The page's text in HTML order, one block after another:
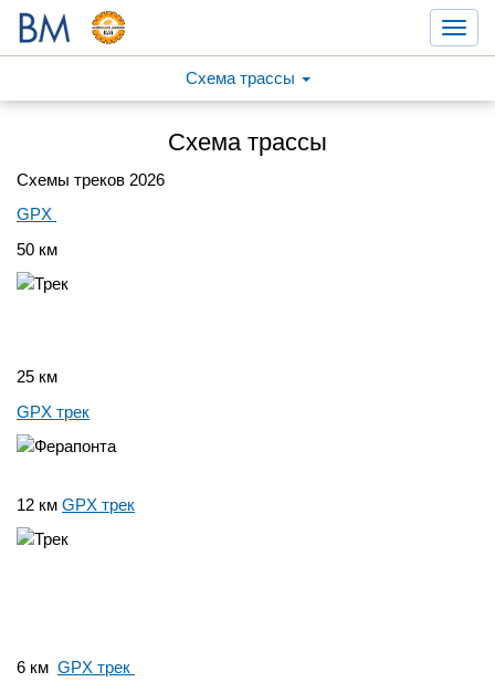
Схема трассы
Схема трассы
Схемы треков 2026
GPX
50 км
25 км
GPX трек
12 км GPX трек
6 км GPX трек